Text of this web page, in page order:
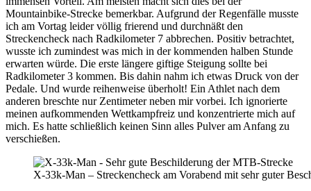
Mountainbike-Strecke bemerkbar. Aufgrund der Regenfälle musste
ich am Vortag leider völlig frierend und durchnäßt den
Streckencheck nach Radkilometer 7 abbrechen. Positiv betrachtet,
wusste ich zumindest was mich in der kommenden halben Stunde
erwarten würde. Die erste längere giftige Steigung sollte bei
Radkilometer 3 kommen. Bis dahin nahm ich etwas Druck von der
Pedale. Und wurde reihenweise überholt! Ein Athlet nach dem
anderen breschte nur Zentimeter neben mir vorbei. Ich ignorierte
meinen aufkommenden Wettkampfreiz und konzentrierte mich auf
mich. Es hatte schließlich keinen Sinn alles Pulver am Anfang zu
verschießen.
X-33k-Man – Streckencheck am Vorabend mit sehr guter